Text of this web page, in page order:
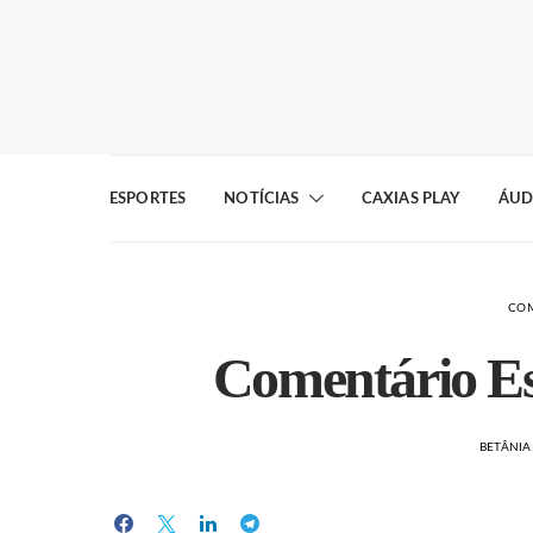
ESPORTES NOTÍCIAS CAXIAS PLAY
Comentário